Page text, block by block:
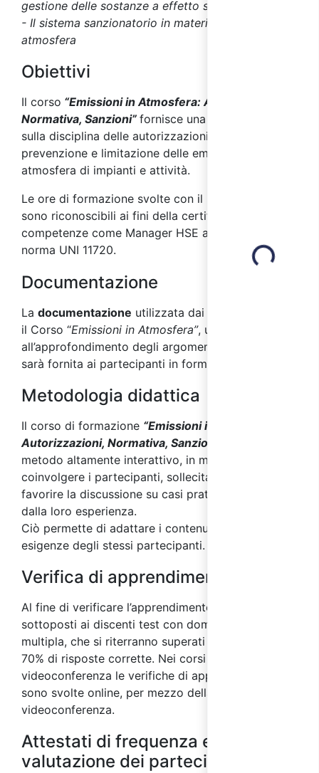
gestione delle sostanze a effetto serra
- Il sistema sanzionatorio in materia di emissioni in
atmosfera
Obiettivi
Il corso “Emissioni in Atmosfera: Autorizzazioni,
Normativa, Sanzioni” fornisce una panoramica
sulla disciplina delle autorizzazioni per la
prevenzione e limitazione delle emissioni in
atmosfera di impianti e attività.
Le ore di formazione svolte con il presente corso
sono riconoscibili ai fini della certificazione delle
competenze come Manager HSE ai sensi della
norma UNI 11720.
Documentazione
La documentazione utilizzata dai docenti durante
il Corso “Emissioni in Atmosfera”, utile
all’approfondimento degli argomenti affrontati,
sarà fornita ai partecipanti in formato digitale.
Metodologia didattica
Il corso di formazione “Emissioni in Atmosfera:
Autorizzazioni, Normativa, Sanzioni”
metodo altamente interattivo, in modo da
coinvolgere i partecipanti, sollecitarne l'interesse,
favorire la discussione su casi pratici provenienti
dalla loro esperienza.
Ciò permette di adattare i contenuti del corso alle
esigenze degli stessi partecipanti.
Verifica di apprendimento
Al fine di verificare l’apprendimento, saranno
sottoposti ai discenti test con domande a risposta
multipla, che si riterranno superati con almeno il
70% di risposte corrette. Nei corsi svolti in
videoconferenza le verifiche di apprendimento
sono svolte online, per mezzo della piattaforma di
videoconferenza.
Attestati di frequenza e
valutazione dei partecipanti
Loading...